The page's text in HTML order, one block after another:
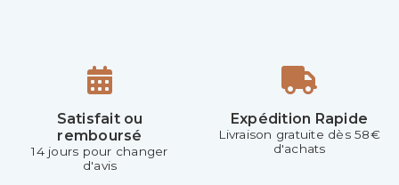
Satisfait ou
remboursé
14 jours pour changer
d'avis
Expédition Rapide
Livraison gratuite dès 58€
d'achats